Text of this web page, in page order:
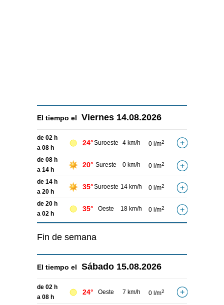
El tiempo el Viernes 14.08.2026
de 02 h
a 08 h
24°Suroeste 4 km/h 0 l/m2
de 08 h
a 14 h
20° Sureste 0 km/h 0 l/m2
de 14 h
a 20 h
35°Suroeste 14 km/h 0 l/m2
de 20 h
a 02 h
35° Oeste 18 km/h 0 l/m2
Fin de semana
El tiempo el Sábado 15.08.2026
de 02 h
a 08 h
24° Oeste 7 km/h 0 l/m2